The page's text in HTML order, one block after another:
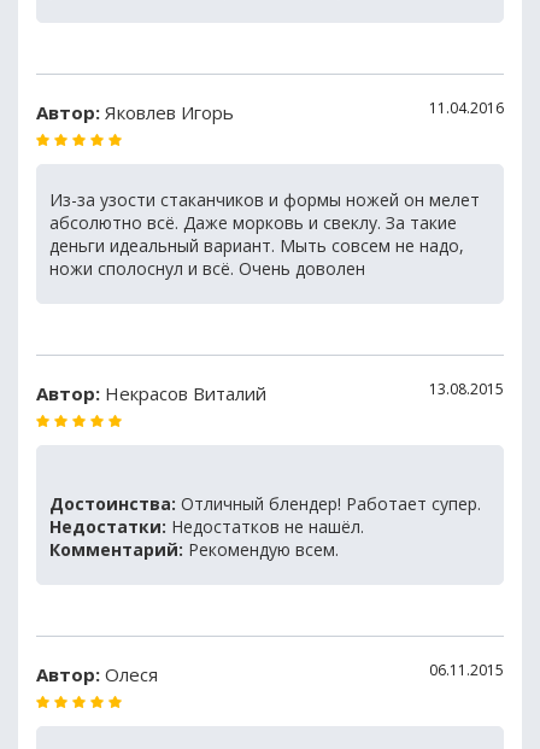
Автор: Яковлев Игорь 11.04.2016
Из-за узости стаканчиков и формы ножей он мелет
абсолютно всё. Даже морковь и свеклу. За такие
деньги идеальный вариант. Мыть совсем не надо,
ножи сполоснул и всё. Очень доволен
Автор: Некрасов Виталий 13.08.2015
Достоинства: Отличный блендер! Работает супер.
Недостатки: Недостатков не нашёл.
Комментарий: Рекомендую всем.
Автор: Олеся 06.11.2015